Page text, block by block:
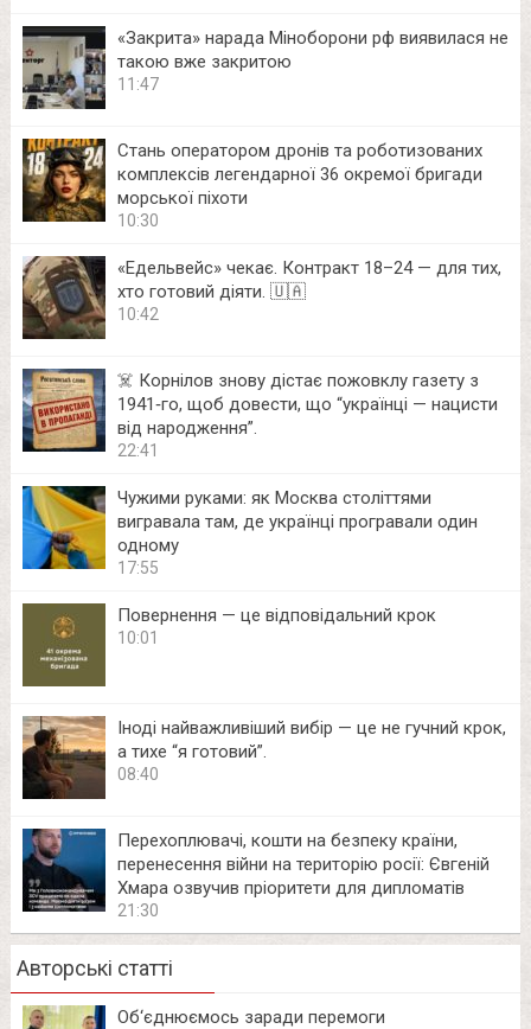
«Закрита» нарада Міноборони рф виявилася не
такою вже закритою
11:47
Стань оператором дронів та роботизованих
комплексів легендарної 36 окремої бригади
морської піхоти
10:30
«Едельвейс» чекає. Контракт 18–24 — для тих,
хто готовий діяти. 🇺🇦
10:42
☠️ Корнілов знову дістає пожовклу газету з
1941‑го, щоб довести, що “українці — нацисти
від народження”.
22:41
Чужими руками: як Москва століттями
вигравала там, де українці програвали один
одному
17:55
Повернення — це відповідальний крок
10:01
Іноді найважливіший вибір — це не гучний крок,
а тихе “я готовий”.
08:40
Перехоплювачі, кошти на безпеку країни,
перенесення війни на територію росії: Євгеній
Хмара озвучив пріоритети для дипломатів
21:30
Авторські статті
Об‘єднюємось заради перемоги